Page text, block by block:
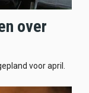
over
voor april.